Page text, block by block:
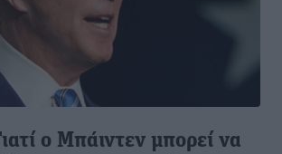
ο Μπάιντεν μπορεί να